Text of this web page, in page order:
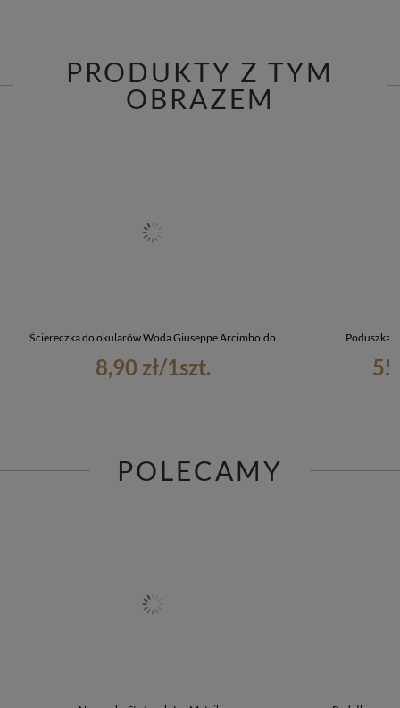
PRODUKTY Z TYM
OBRAZEM
Ściereczka do okularów Woda Giuseppe Arcimboldo
8,90 zł/1szt.
Poduszka
POLECAMY